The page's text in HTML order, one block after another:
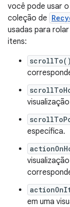
você pode usar o
coleção de
usadas para
itens:
scrollTo()
específica.
em uma